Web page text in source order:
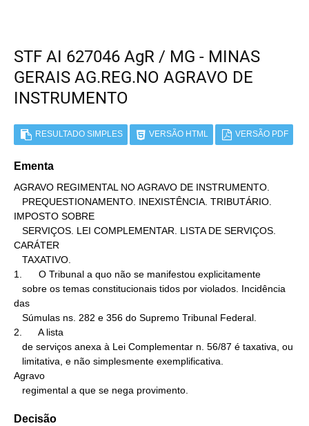
STF AI 627046 AgR / MG - MINAS
GERAIS AG.REG.NO AGRAVO DE
INSTRUMENTO
RESULTADO SIMPLES VERSÃO HTML VERSÃO PDF
Ementa
AGRAVO REGIMENTAL NO AGRAVO DE INSTRUMENTO.
IMPOSTO SOBRE
CARÁTER
1.      O Tribunal a quo não se manifestou explicitamente
das
2.      A lista
Agravo
   regimental a que se nega provimento.
Decisão